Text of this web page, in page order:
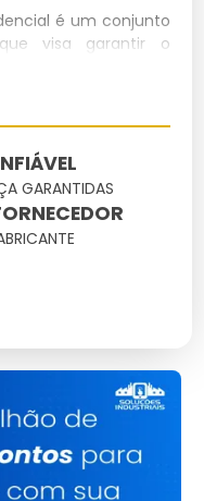
é um conjunto
visa garantir o
do equipamento.
reparos e
pessoas
regulares evitam
GARANTIDAS